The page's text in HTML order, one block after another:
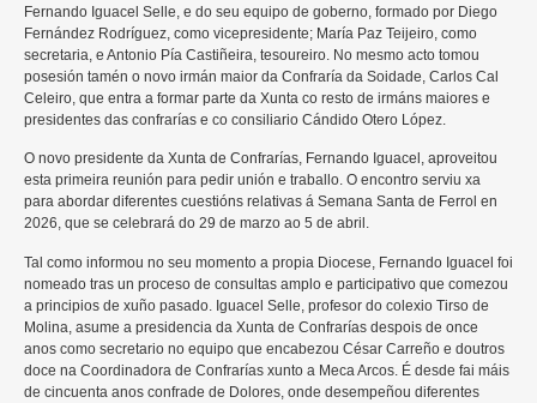
Fernando Iguacel Selle, e do seu equipo de goberno, formado por Diego
Fernández Rodríguez, como vicepresidente; María Paz Teijeiro, como
secretaria, e Antonio Pía Castiñeira, tesoureiro. No mesmo acto tomou
posesión tamén o novo irmán maior da Confraría da Soidade, Carlos Cal
Celeiro, que entra a formar parte da Xunta co resto de irmáns maiores e
presidentes das confrarías e co consiliario Cándido Otero López.
O novo presidente da Xunta de Confrarías, Fernando Iguacel, aproveitou
esta primeira reunión para pedir unión e traballo. O encontro serviu xa
para abordar diferentes cuestións relativas á Semana Santa de Ferrol en
2026, que se celebrará do 29 de marzo ao 5 de abril.
Tal como informou no seu momento a propia Diocese, Fernando Iguacel foi
nomeado tras un proceso de consultas amplo e participativo que comezou
a principios de xuño pasado. Iguacel Selle, profesor do colexio Tirso de
Molina, asume a presidencia da Xunta de Confrarías despois de once
anos como secretario no equipo que encabezou César Carreño e doutros
doce na Coordinadora de Confrarías xunto a Meca Arcos. É desde fai máis
de cincuenta anos confrade de Dolores, onde desempeñou diferentes